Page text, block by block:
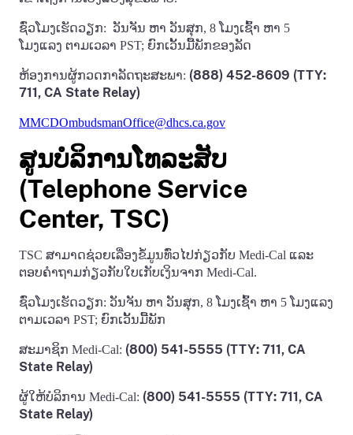
ຊົ່ວໂມງເຮັດວຽກ: ວັນຈັນ ຫາ ວັນສຸກ, 8 ໂມງເຊົ້າ ຫາ 5
ໂມງແລງ ຕາມເວລາ PST; ຍົກເວັ້ນມື້ພັກຂອງລັດ
ຫ້ອງການຜູ້ກວດກາລັດຖະສະພາ: (888) 452-8609 (TTY:
711, CA State Relay)
MMCDOmbudsmanOffice@dhcs.ca.gov
ສູນບໍລິການໂທລະສັບ
(Telephone Service
Center, TSC)
TSC ສາມາດຊ່ວຍເລື່ອງຂໍ້ມູນທົ່ວໄປກ່ຽວກັບ Medi-Cal ແລະ
ຕອບຄໍາຖາມກ່ຽວກັບໃບເກັບເງິນຈາກ Medi-Cal.
ຊົ່ວໂມງເຮັດວຽກ: ວັນຈັນ ຫາ ວັນສຸກ, 8 ໂມງເຊົ້າ ຫາ 5 ໂມງແລງ
ຕາມເວລາ PST; ຍົກເວັ້ນມື້ພັກ
ສະມາຊິກ Medi-Cal: (800) 541-5555 (TTY: 711, CA
State Relay)
ຜູ້ໃຫ້ບໍລິການ Medi-Cal: (800) 541-5555 (TTY: 711, CA
State Relay)